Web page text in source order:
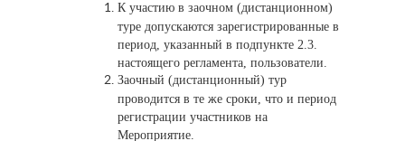
К участию в заочном (дистанционном)
туре допускаются зарегистрированные в
период, указанный в подпункте 2.3.
настоящего регламента, пользователи.
Заочный (дистанционный) тур
проводится в те же сроки, что и период
регистрации участников на
Мероприятие.